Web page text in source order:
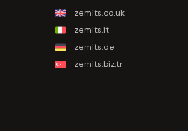
zemits.co.uk
zemits.it
zemits.de
zemits.biz.tr